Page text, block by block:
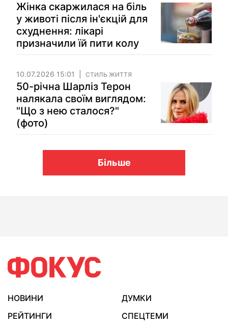
Жінка скаржилася на біль
у животі після ін'єкцій для
схуднення: лікарі
призначили їй пити колу
10.07.2026 15:01 СТИЛЬ ЖИТТЯ
50-річна Шарліз Терон
налякала своїм виглядом:
"Що з нею сталося?"
(фото)
Більше
НОВИНИ
ДУМКИ
РЕЙТИНГИ
СПЕЦТЕМИ